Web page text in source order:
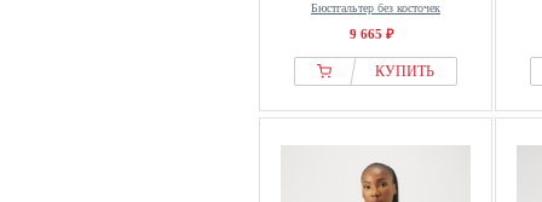
Бюстгальтер без косточек
9 665 ₽
КУПИТЬ